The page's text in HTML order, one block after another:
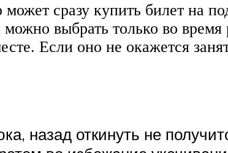
сразу купить билет на
выбрать только во время
Если оно не окажется
назад откинуть не